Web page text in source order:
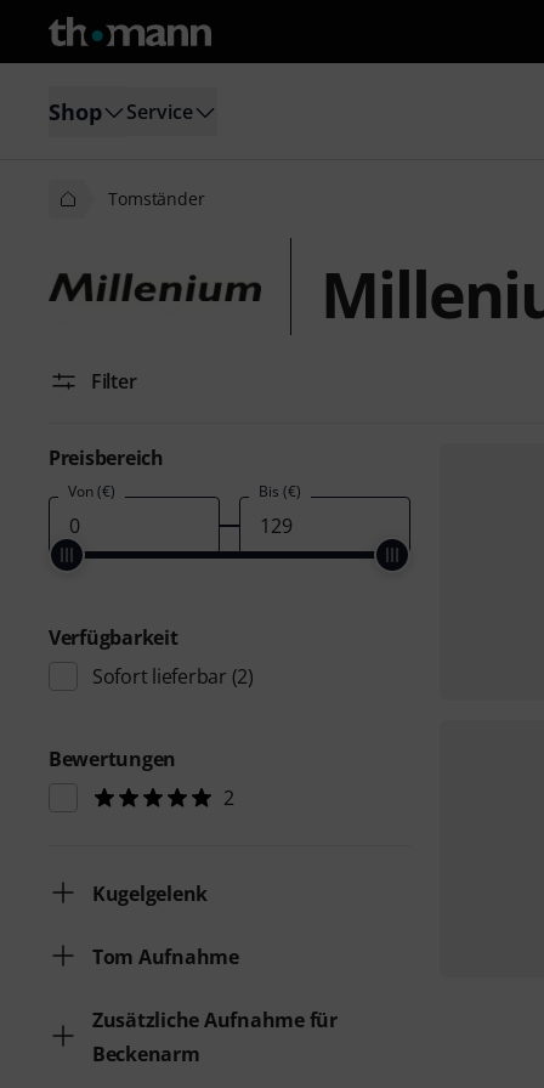
Shop Service
Tomständer
Filter
Preisbereich
Von (€) Bis (€)
Verfügbarkeit
Sofort lieferbar (2)
Bewertungen
2
Kugelgelenk
Tom Aufnahme
Zusätzliche Aufnahme für
Beckenarm